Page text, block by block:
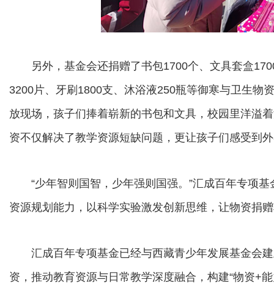
另外，基金会还捐赠了书包1700个、文具套盒
3200片、牙刷1800支、沐浴液250瓶等御寒与卫生物
放现场，孩子们捧着崭新的书包和文具，校园里洋溢
资不仅解决了教学资源短缺问题，更让孩子们感受到
“少年智则国智，少年强则国强。”汇成百年专项基
资源规划能力，以科学实验激发创新思维，让物资捐
汇成百年专项基金已经与西藏青少年发展基金会建
资，推动教育资源与日常教学深度融合，构建“物资+